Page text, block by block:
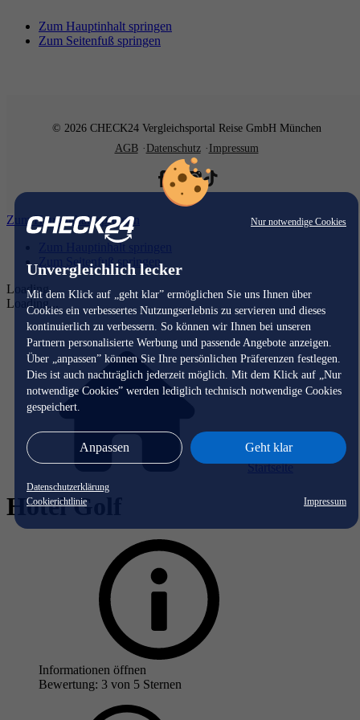
Nur notwendige Cookies
Unvergleichlich lecker
Mit dem Klick auf „geht klar” ermöglichen Sie uns Ihnen über
Cookies ein verbessertes Nutzungserlebnis zu servieren und dieses
kontinuierlich zu verbessern. So können wir Ihnen bei unseren
Partnern personalisierte Werbung und passende Angebote anzeigen.
Über „anpassen” können Sie Ihre persönlichen Präferenzen festlegen.
Dies ist auch nachträglich jederzeit möglich. Mit dem Klick auf „Nur
notwendige Cookies” werden lediglich technisch notwendige Cookies
gespeichert.
Anpassen Geht klar
Datenschutzerklärung
Cookierichtlinie
Impressum
Zum Hauptinhalt springen
Zum Seitenfuß springen
© 2026 CHECK24 Vergleichsportal Reise GmbH München
AGB
Datenschutz Impressum
Zum Hauptinhalt springen
Zum Hauptinhalt springen
Zum Seitenfuß springen
Loading...
Loading...
Startseite
Hotel Golf
Informationen öffnen
Bewertung: 3 von 5 Sternen